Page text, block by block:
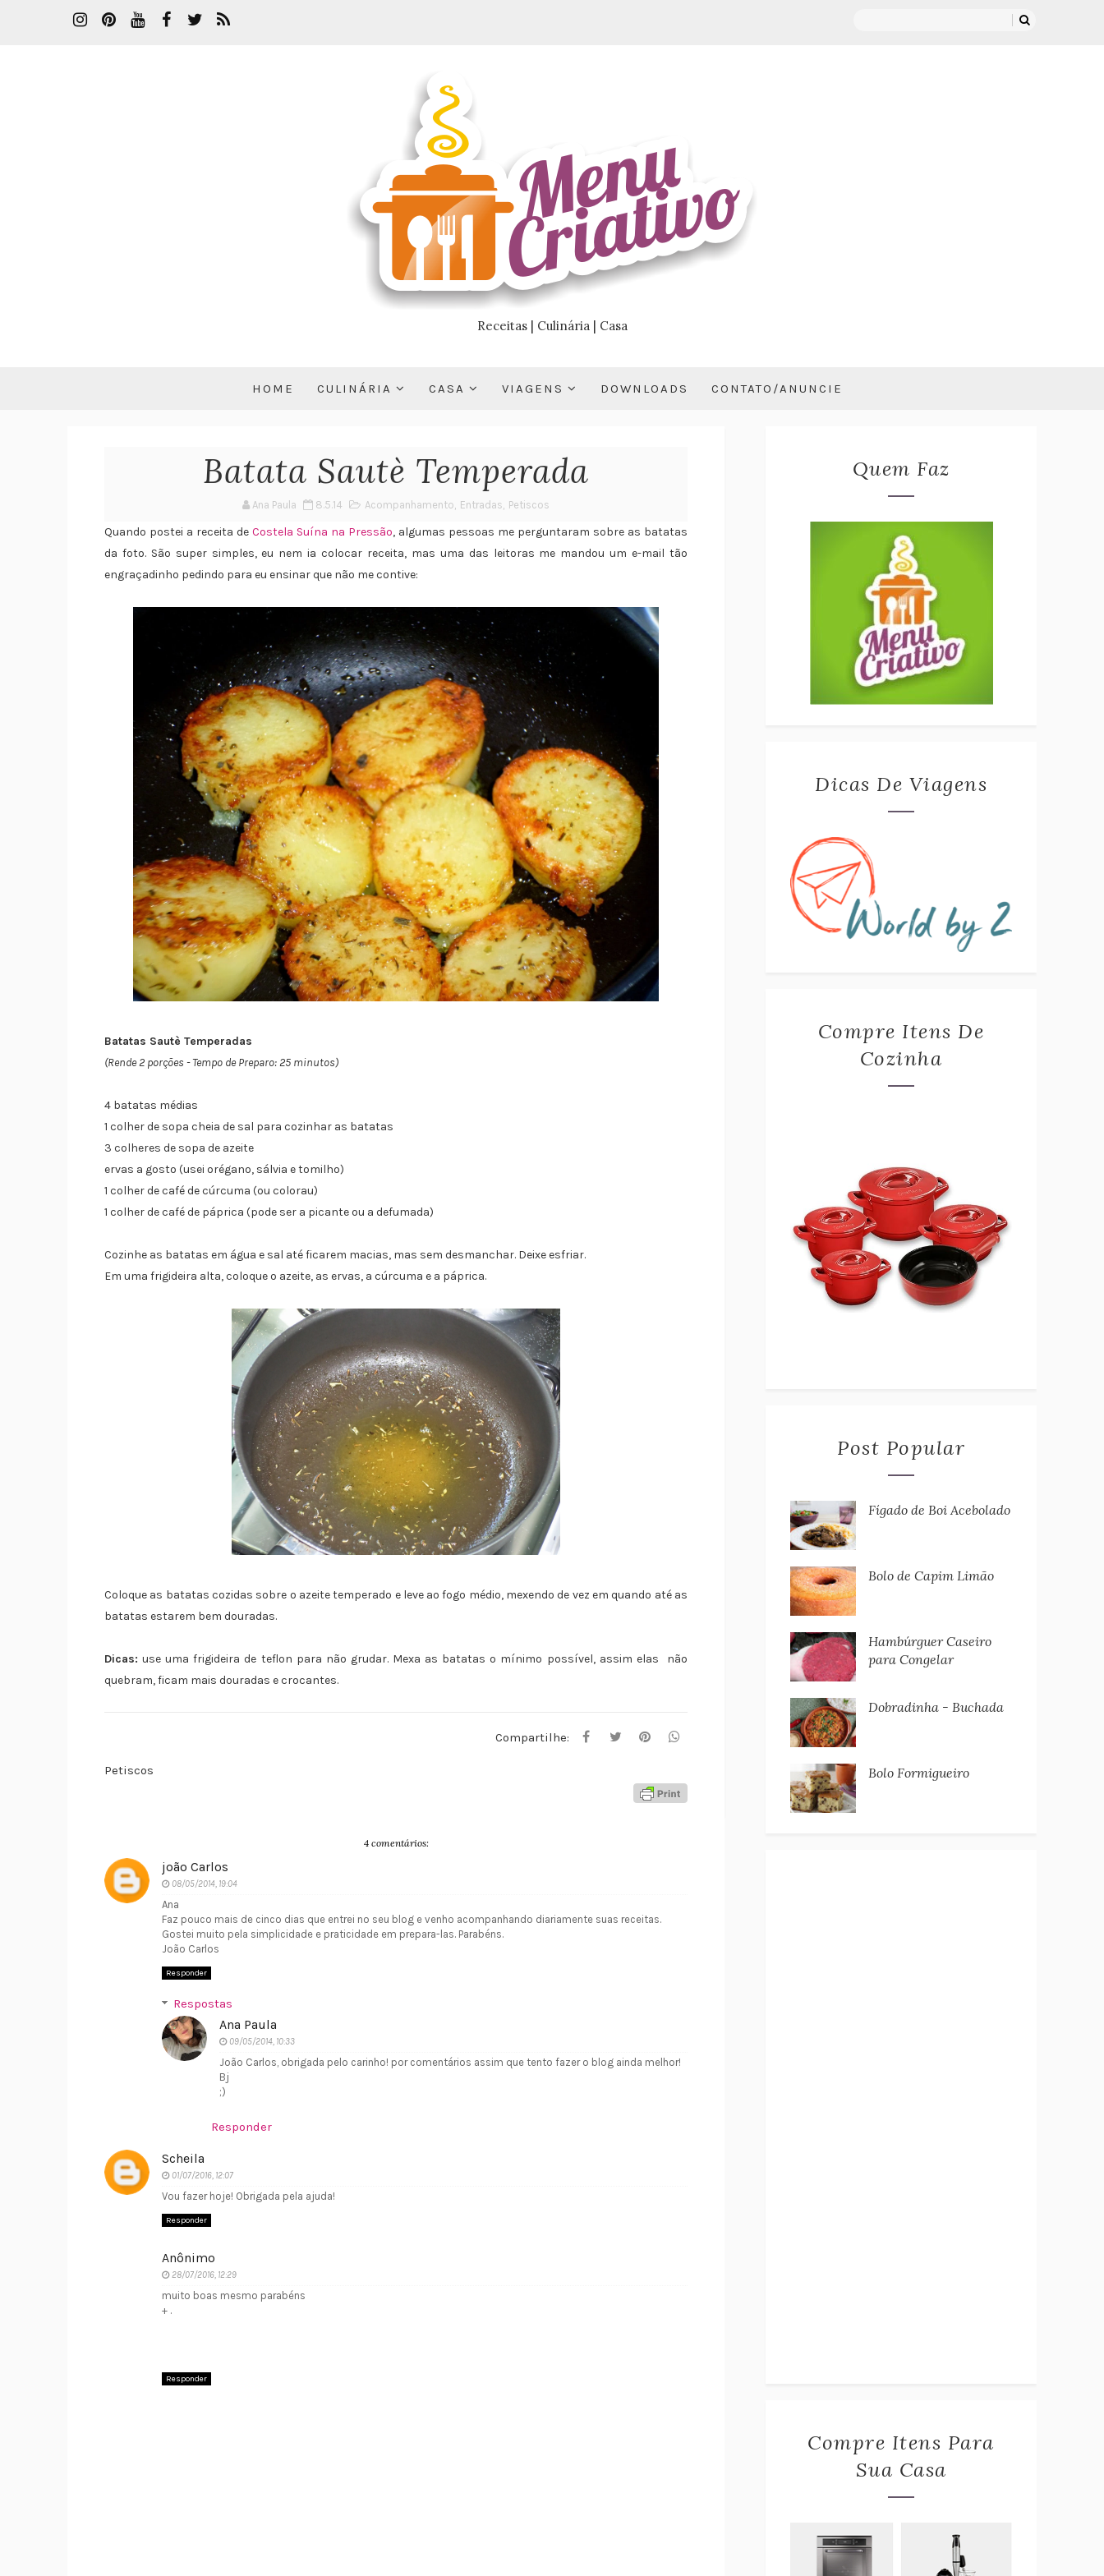
Receitas | Culinária | Casa
HOME CULINÁRIA CASA VIAGENS DOWNLOADS CONTATO/ANUNCIE
Batata Sautè Temperada
Ana Paula 8.5.14 Acompanhamento Entradas Petiscos
Quando postei a receita de Costela Suína na Pressão, algumas pessoas me perguntaram sobre as batatas
da foto. São super simples, eu nem ia colocar receita, mas uma das leitoras me mandou um e-mail tão
engraçadinho pedindo para eu ensinar que não me contive:
Batatas Sautè Temperadas
(Rende 2 porções - Tempo de Preparo: 25 minutos)
4 batatas médias
1 colher de sopa cheia de sal para cozinhar as batatas
3 colheres de sopa de azeite
ervas a gosto (usei orégano, sálvia e tomilho)
1 colher de café de cúrcuma (ou colorau)
1 colher de café de páprica (pode ser a picante ou a defumada)
Cozinhe as batatas em água e sal até ficarem macias, mas sem desmanchar. Deixe esfriar.
Em uma frigideira alta, coloque o azeite, as ervas, a cúrcuma e a páprica.
Coloque as batatas cozidas sobre o azeite temperado e leve ao fogo médio, mexendo de vez em quando até as
batatas estarem bem douradas.
Dicas: use uma frigideira de teflon para não grudar. Mexa as batatas o mínimo possível, assim elas não
quebram, ficam mais douradas e crocantes.
Compartilhe:
Petiscos
4 comentários:
joão Carlos
08/05/2014, 19:04
Ana
Faz pouco mais de cinco dias que entrei no seu blog e venho acompanhando diariamente suas receitas.
Gostei muito pela simplicidade e praticidade em prepara-las. Parabéns.
João Carlos
Responder
Respostas
Ana Paula
09/05/2014, 10:33
João Carlos, obrigada pelo carinho! por comentários assim que tento fazer o blog ainda melhor!
Bj
;)
Responder
Scheila
01/07/2016, 12:07
Vou fazer hoje! Obrigada pela ajuda!
Responder
Anônimo
28/07/2016, 12:29
muito boas mesmo parabéns
+ .
Responder
Quem Faz
Dicas De Viagens
Compre Itens De
Cozinha
Post Popular
Fígado de Boi Acebolado
Bolo de Capim Limão
Hambúrguer Caseiro
para Congelar
Dobradinha - Buchada
Bolo Formigueiro
Compre Itens Para
Sua Casa